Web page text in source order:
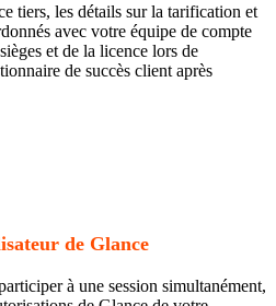
tiers, les détails sur la tarification et
avec votre équipe de compte
et de la licence lors de
de succès client après
de Glance
à une session simultanément,